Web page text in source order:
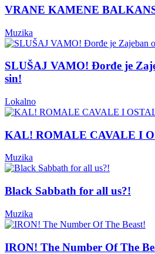
VRANE KAMENE
Muzika
SLUŠAJ VAMO! Đorđe je
sin!
Lokalno
KAL! ROMALE CAVALE I
Muzika
Black Sabbath for all us?!
Muzika
IRON! The Number Of The